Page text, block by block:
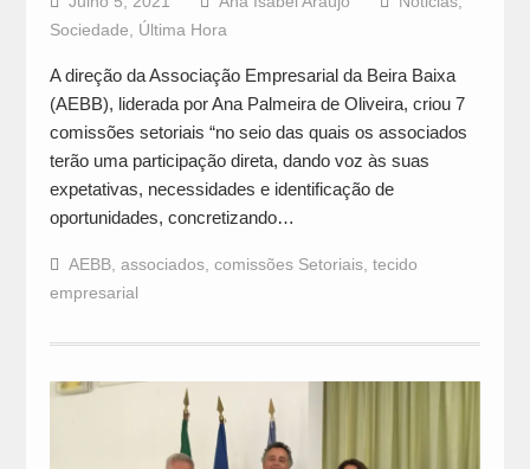
Sociedade
Última Hora
A direção da Associação Empresarial da Beira Baixa
(AEBB), liderada por Ana Palmeira de Oliveira, criou 7
comissões setoriais “no seio das quais os associados
terão uma participação direta, dando voz às suas
expetativas, necessidades e identificação de
oportunidades, concretizando…
AEBB, associados, comissões Setoriais, tecido
empresarial